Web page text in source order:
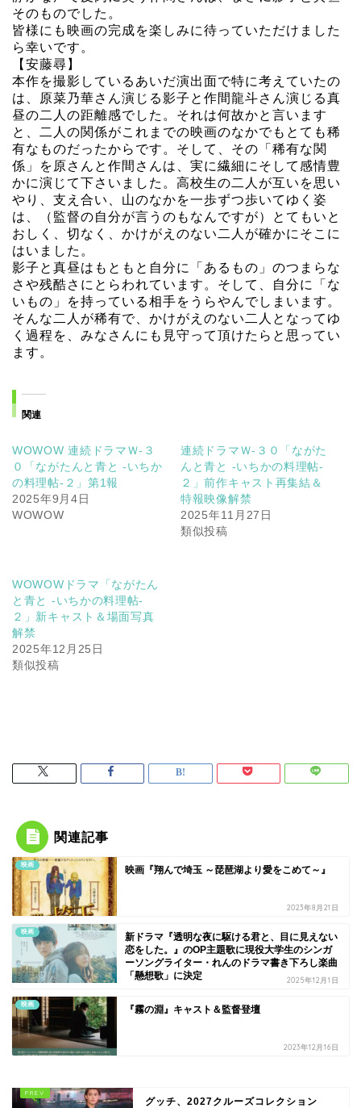
そのものでした。
皆様にも映画の完成を楽しみに待っていただけました
ら幸いです。
【安藤尋】
本作を撮影しているあいだ演出面で特に考えていたの
は、原菜乃華さん演じる影子と作間龍斗さん演じる真
昼の二人の距離感でした。それは何故かと言います
と、二人の関係がこれまでの映画のなかでもとても稀
有なものだったからです。そして、その「稀有な関
係」を原さんと作間さんは、実に繊細にそして感情豊
かに演じて下さいました。高校生の二人が互いを思い
やり、支え合い、山のなかを一歩ずつ歩いてゆく姿
は、（監督の自分が言うのもなんですが）とてもいと
おしく、切なく、かけがえのない二人が確かにそこに
はいました。
影子と真昼はもともと自分に「あるもの」のつまらな
さや残酷さにとらわれています。そして、自分に「な
いもの」を持っている相手をうらやんでしまいます。
そんな二人が稀有で、かけがえのない二人となってゆ
く過程を、みなさんにも見守って頂けたらと思ってい
ます。
関連
WOWOW 連続ドラマＷ-３
０「ながたんと青と -いちか
の料理帖-２」第1報
2025年9月4日
WOWOW
連続ドラマＷ-３０「ながた
んと青と -いちかの料理帖-
２」前作キャスト再集結＆
特報映像解禁
2025年11月27日
類似投稿
WOWOWドラマ「ながたん
と青と -いちかの料理帖-
２」新キャスト＆場面写真
解禁
2025年12月25日
類似投稿
関連記事
映画 映画『翔んで埼玉 ～琵琶湖より愛をこめて～』
2023年8月21日
映画
新ドラマ『透明な夜に駆ける君と、目に見えない
恋をした。』のOP主題歌に現役大学生のシンガ
ーソングライター・れんのドラマ書き下ろし楽曲
「懸想歌」に決定
2025年12月1日
映画 『霧の淵』キャスト＆監督登壇
2023年12月16日
グッチ、2027クルーズコレクション